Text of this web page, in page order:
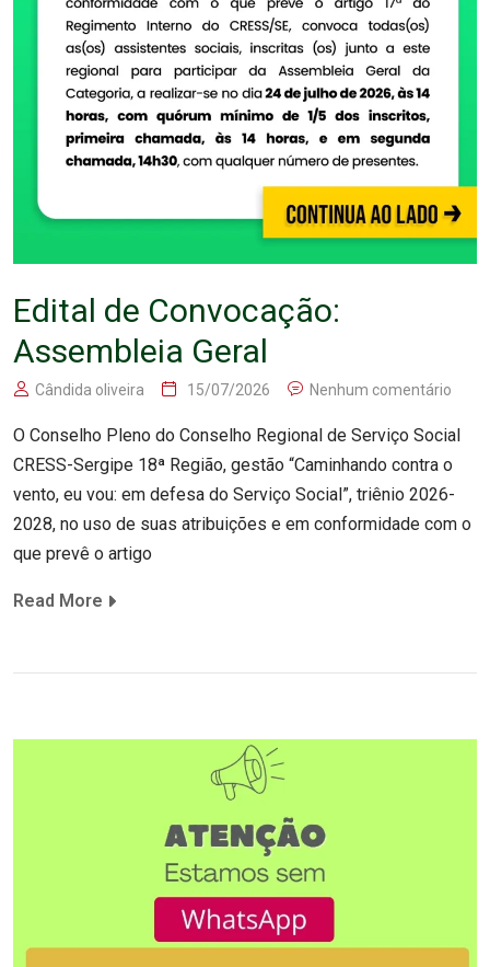
Edital de Convocação:
Assembleia Geral
Cândida oliveira 15/07/2026 Nenhum comentário
O Conselho Pleno do Conselho Regional de Serviço Social
CRESS-Sergipe 18ª Região, gestão “Caminhando contra o
vento, eu vou: em defesa do Serviço Social”, triênio 2026-
2028, no uso de suas atribuições e em conformidade com o
que prevê o artigo
Read More